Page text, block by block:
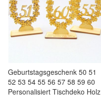
Geburtstagsgeschenk 50 51
52 53 54 55 56 57 58 59 60
Personalisiert Tischdeko Holz